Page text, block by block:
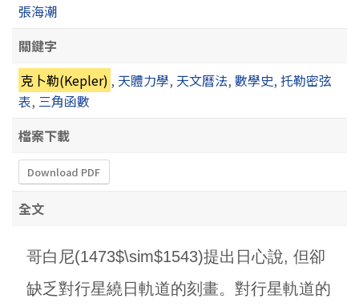
張海潮
關鍵字
克卜勒(Kepler) , 天體力學, 天文曆法,數學史,托勒密弦
表, 三角函數
檔案下載
Download PDF
全文
哥白尼(1473$\sim$1543)提出日心說, 但卻
缺乏對行星繞日軌道的刻畫。對行星軌道的